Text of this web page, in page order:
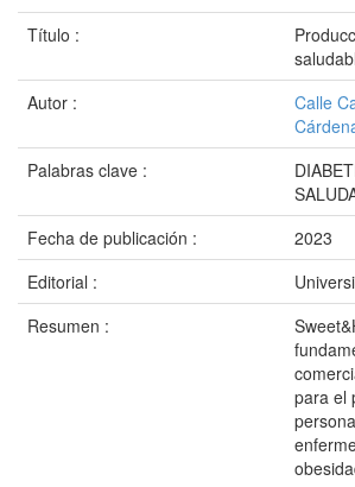
Título :
Autor :
Calle
Palabras clave :
Fecha de publicación :
2023
Editorial :
Resumen :
para el